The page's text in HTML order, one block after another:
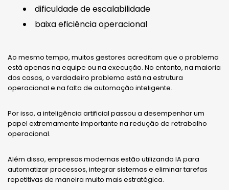
dificuldade de escalabilidade
baixa eficiência operacional
Ao mesmo tempo, muitos gestores acreditam que o problema
está apenas na equipe ou na execução. No entanto, na maioria
dos casos, o verdadeiro problema está na estrutura
operacional e na falta de automação inteligente.
Por isso, a inteligência artificial passou a desempenhar um
papel extremamente importante na redução de retrabalho
operacional.
Além disso, empresas modernas estão utilizando IA para
automatizar processos, integrar sistemas e eliminar tarefas
repetitivas de maneira muito mais estratégica.